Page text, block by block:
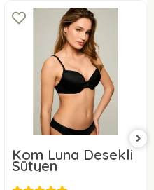
Kom Luna Desekli
Sütyen